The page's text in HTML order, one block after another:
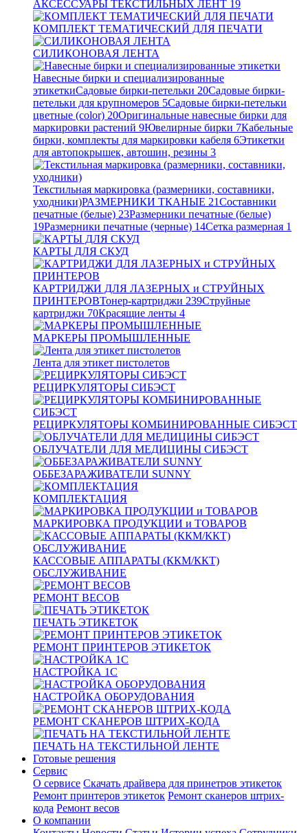
АКСЕССУАРЫ ТЕКСТИЛЬНЫХ ЛЕНТ 19
КОМПЛЕКТ ТЕМАТИЧЕСКИЙ ДЛЯ ПЕЧАТИ
СИЛИКОНОВАЯ ЛЕНТА
Навесные бирки и специализированные
этикеткиСадовые бирки-петельки 20Садовые бирки-
петельки для крупномеров 5Садовые бирки-петельки
цветные (color) 20Оригинальные навесные бирки для
маркировки растений 9Ювелирные бирки 7Кабельные
бирки, комплекты для маркировки кабеля 6Этикетки
для автопокрышек, автошин, резины 3
Текстильная маркировка (размерники, составники,
уходники)РАЗМЕРНИКИ ТКАНЫЕ 21Составники
печатные (белые) 23Размерники печатные (белые)
19Размерники печатные (черные) 14Сетка размерная 1
КАРТЫ ДЛЯ СКУД
КАРТРИДЖИ ДЛЯ ЛАЗЕРНЫХ и СТРУЙНЫХ
ПРИНТЕРОВТонер-картриджи 239Струйные
картриджи 70Красящие ленты 4
МАРКЕРЫ ПРОМЫШЛЕННЫЕ
Лента для этикет пистолетов
РЕЦИРКУЛЯТОРЫ СИБЭСТ
РЕЦИРКУЛЯТОРЫ КОМБИНИРОВАННЫЕ СИБЭСТ
ОБЛУЧАТЕЛИ ДЛЯ МЕДИЦИНЫ СИБЭСТ
ОББЕЗАРАЖИВАТЕЛИ SUNNY
КОМПЛЕКТАЦИЯ
МАРКИРОВКА ПРОДУКЦИИ и ТОВАРОВ
КАССОВЫЕ АППАРАТЫ (ККМ/ККТ)
ОБСЛУЖИВАНИЕ
РЕМОНТ ВЕСОВ
ПЕЧАТЬ ЭТИКЕТОК
РЕМОНТ ПРИНТЕРОВ ЭТИКЕТОК
НАСТРОЙКА 1С
НАСТРОЙКА ОБОРУДОВАНИЯ
РЕМОНТ СКАНЕРОВ ШТРИХ-КОДА
ПЕЧАТЬ НА ТЕКСТИЛЬНОЙ ЛЕНТЕ
Готовые решения
Сервис
О сервисе Скачать драйвера для принетров этикеток
Ремонт принтеров этикеток Ремонт сканеров штрих-
кода Ремонт весов
О компании